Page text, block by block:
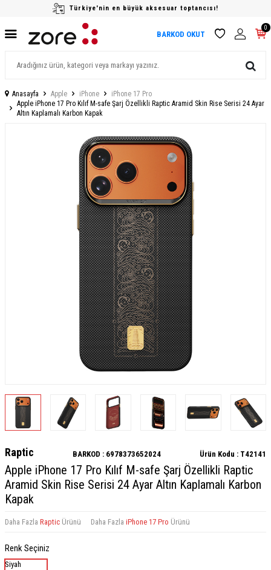
Türkiye'nin en büyük aksesuar toptancısı!
BARKOD OKUT
0
Anasayfa Apple iPhone
iPhone 17 Pro
Apple iPhone 17 Pro Kılıf M-safe Şarj Özellikli Raptic Aramid Skin Rise Serisi 24 Ayar
Altın Kaplamalı Karbon Kapak
Raptic BARKOD : 6978373652024 Ürün Kodu : T42141
Apple iPhone 17 Pro Kılıf M-safe Şarj Özellikli Raptic
Aramid Skin Rise Serisi 24 Ayar Altın Kaplamalı Karbon
Kapak
Daha Fazla Raptic Ürünü Daha Fazla iPhone 17 Pro Ürünü
Renk Seçiniz
Siyah